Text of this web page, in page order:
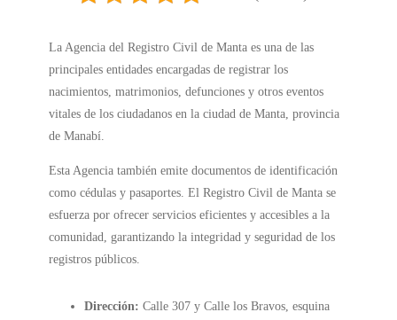
La Agencia del Registro Civil de Manta es una de las
principales entidades encargadas de registrar los
nacimientos, matrimonios, defunciones y otros eventos
vitales de los ciudadanos en la ciudad de Manta, provincia
de Manabí.
Esta Agencia también emite documentos de identificación
como cédulas y pasaportes. El Registro Civil de Manta se
esfuerza por ofrecer servicios eficientes y accesibles a la
comunidad, garantizando la integridad y seguridad de los
registros públicos.
Dirección: Calle 307 y Calle los Bravos, esquina